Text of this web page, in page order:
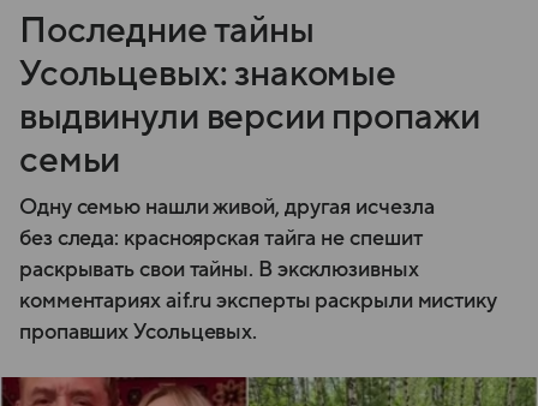
Последние тайны
Усольцевых: знакомые
выдвинули версии пропажи
семьи
Одну семью нашли живой, другая исчезла
без следа: красноярская тайга не спешит
раскрывать свои тайны. В эксклюзивных
комментариях aif.ru эксперты раскрыли мистику
пропавших Усольцевых.